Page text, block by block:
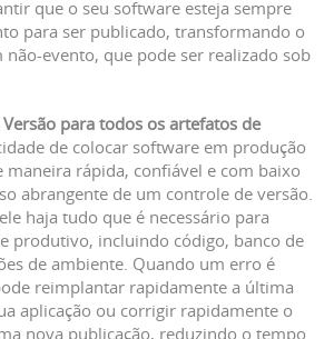
que o seu software esteja sempre
para ser publicado, transformando o
evento, que pode ser realizado sob
para todos os artefatos de
de colocar software em produção
maneira rápida, confiável e com baixo
abrangente de um controle de versão.
haja tudo que é necessário para
produtivo, incluindo código, banco de
de ambiente. Quando um erro é
reimplantar rapidamente a última
aplicação ou corrigir rapidamente o
nova publicação, reduzindo o tempo